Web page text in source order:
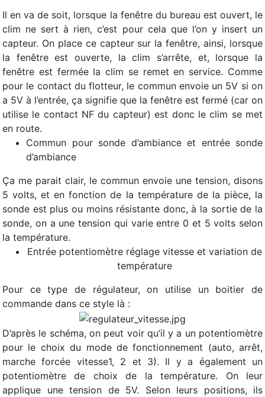
Il en va de soit, lorsque la fenêtre du bureau est ouvert, le
clim ne sert à rien, c’est pour cela que l’on y insert un
capteur. On place ce capteur sur la fenêtre, ainsi, lorsque
la fenêtre est ouverte, la clim s’arrête, et, lorsque la
fenêtre est fermée la clim se remet en service. Comme
pour le contact du flotteur, le commun envoie un 5V si on
a 5V à l’entrée, ça signifie que la fenêtre est fermé (car on
utilise le contact NF du capteur) est donc le clim se met
en route.
Commun pour sonde d’ambiance et entrée sonde
d’ambiance
Ça me parait clair, le commun envoie une tension, disons
5 volts, et en fonction de la température de la pièce, la
sonde est plus ou moins résistante donc, à la sortie de la
sonde, on a une tension qui varie entre 0 et 5 volts selon
la température.
Entrée potentiomètre réglage vitesse et variation de
température
Pour ce type de régulateur, on utilise un boitier de
commande dans ce style là :
D’après le schéma, on peut voir qu’il y a un potentiomètre
pour le choix du mode de fonctionnement (auto, arrêt,
marche forcée vitesse1, 2 et 3). Il y a également un
potentiomètre de choix de la température. On leur
applique une tension de 5V. Selon leurs positions, ils